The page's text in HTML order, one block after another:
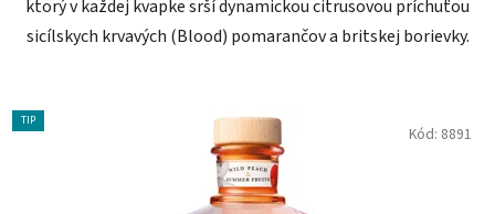
ktorý v každej kvapke srší dynamickou citrusovou príchuťou
sicílskych krvavých (Blood) pomarančov a britskej borievky.
TIP
Kód: 8891